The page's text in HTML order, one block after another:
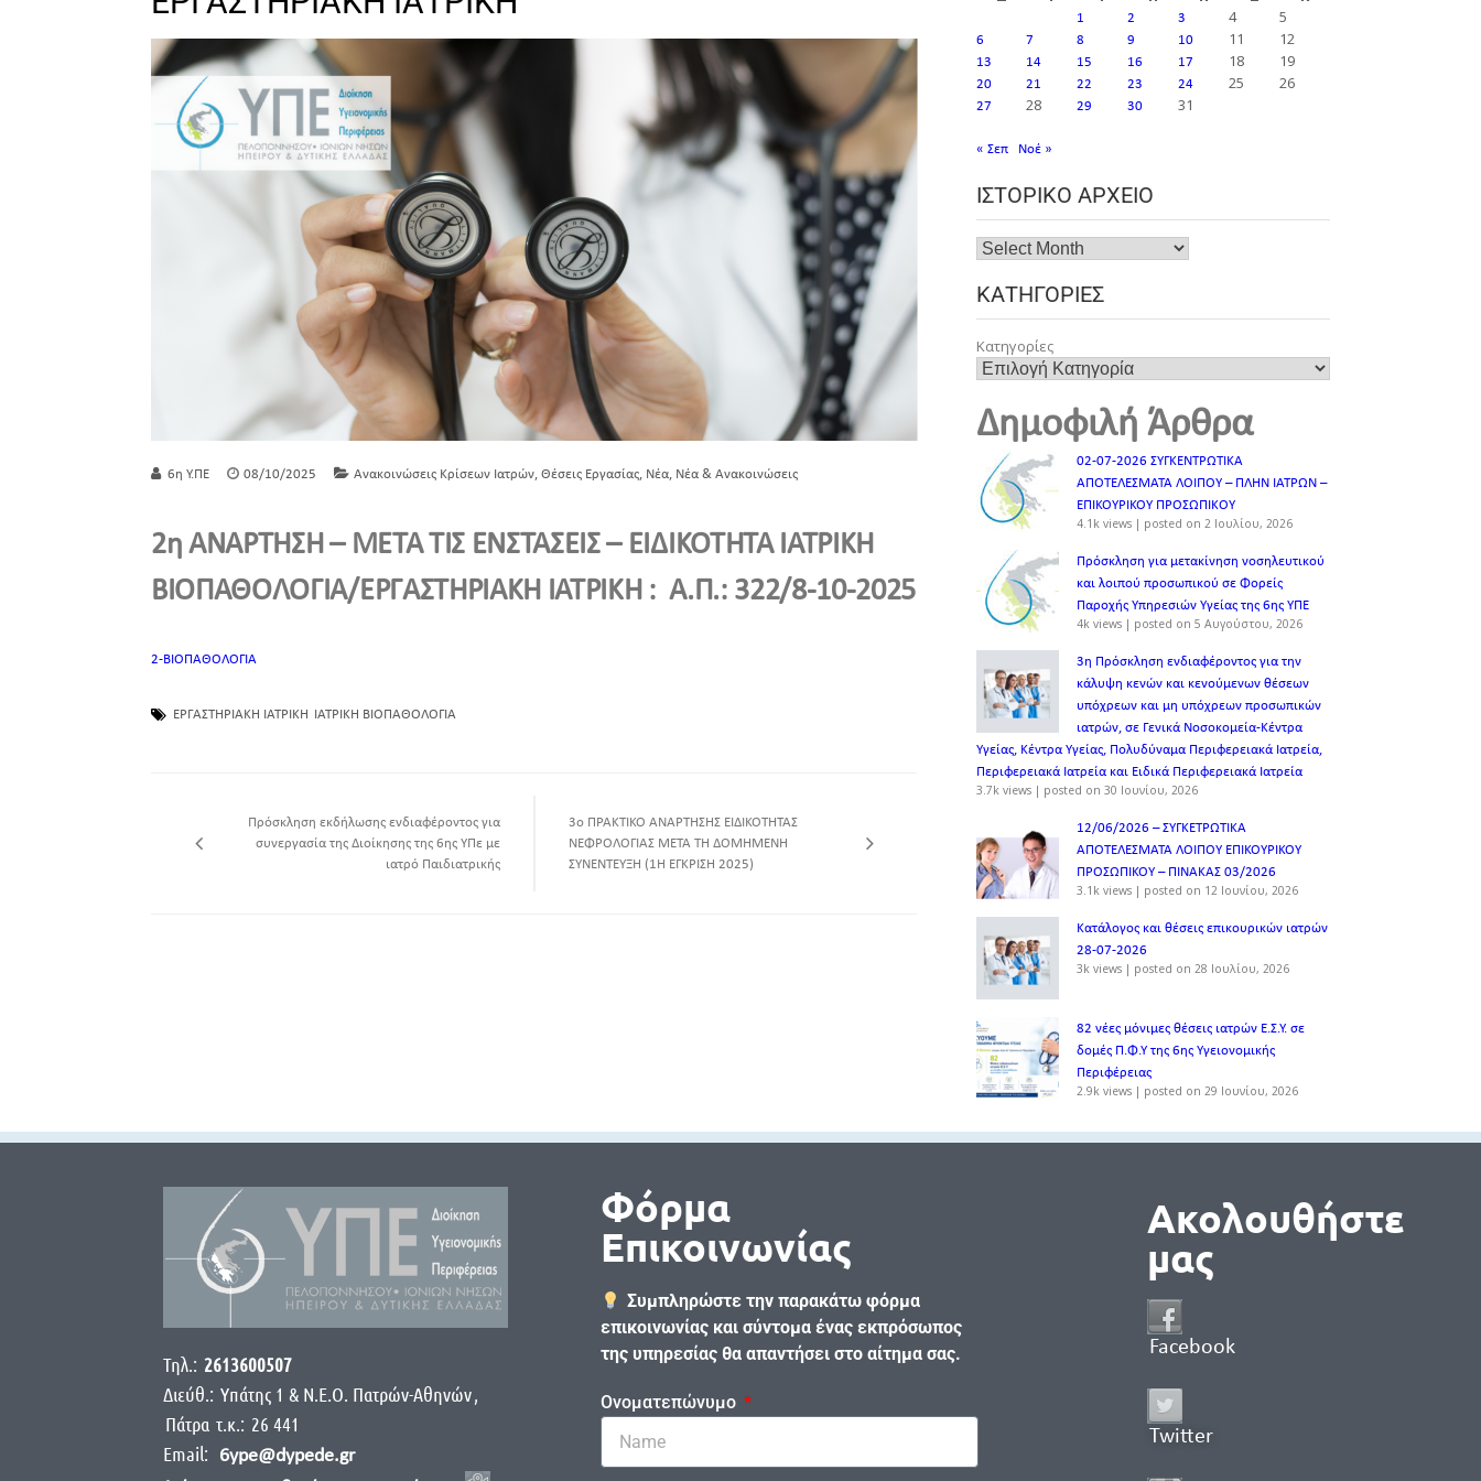
6η Υ.ΠΕ 08/10/2025 Ανακοινώσεις Κρίσεων Ιατρών, Θέσεις Εργασίας, Νέα, Νέα & Ανακοινώσεις
2η ΑΝΑΡΤΗΣΗ – ΜΕΤΑ ΤΙΣ ΕΝΣΤΑΣΕΙΣ – ΕΙΔΙΚΟΤΗΤΑ ΙΑΤΡΙΚΗ
ΒΙΟΠΑΘΟΛΟΓΙΑ/ΕΡΓΑΣΤΗΡΙΑΚΗ ΙΑΤΡΙΚΗ : Α.Π.: 322/8-10-2025
2-ΒΙΟΠΑΘΟΛΟΓΙΑ
ΕΡΓΑΣΤΗΡΙΑΚΗ ΙΑΤΡΙΚΗ ΙΑΤΡΙΚΗ ΒΙΟΠΑΘΟΛΟΓΙΑ
Πρόσκληση εκδήλωσης ενδιαφέροντος για
συνεργασία της Διοίκησης της 6ης ΥΠε με
ιατρό Παιδιατρικής
3ο ΠΡΑΚΤΙΚΟ ΑΝΑΡΤΗΣΗΣ ΕΙΔΙΚΟΤΗΤΑΣ
ΝΕΦΡΟΛΟΓΙΑΣ ΜΕΤΑ ΤΗ ΔΟΜΗΜΕΝΗ
ΣΥΝΕΝΤΕΥΞΗ (1Η ΕΓΚΡΙΣΗ 2025)
1 2 3 4 5
6 7 8 9 10 11 12
13 14 15 16 17 18 19
20 21 22 23 24 25 26
27 28 29 30 31
« Σεπ Νοέ »
ΙΣΤΟΡΙΚΌ ΑΡΧΕΊΟ
ΚΑΤΗΓΟΡΊΕΣ
Κατηγορίες
Δημοφιλή Άρθρα
02-07-2026 ΣΥΓΚΕΝΤΡΩΤΙΚΑ
ΑΠΟΤΕΛΕΣΜΑΤΑ ΛΟΙΠΟΥ – ΠΛΗΝ ΙΑΤΡΩΝ –
ΕΠΙΚΟΥΡΙΚΟΥ ΠΡΟΣΩΠΙΚOY
4.1k views | posted on 2 Ιουλίου, 2026
Πρόσκληση για μετακίνηση νοσηλευτικού
και λοιπού προσωπικού σε Φορείς
Παροχής Υπηρεσιών Υγείας της 6ης ΥΠΕ
4k views | posted on 5 Αυγούστου, 2026
3η Πρόσκληση ενδιαφέροντος για την
κάλυψη κενών και κενούμενων θέσεων
υπόχρεων και μη υπόχρεων προσωπικών
ιατρών, σε Γενικά Νοσοκομεία-Κέντρα
Υγείας, Κέντρα Υγείας, Πολυδύναμα Περιφερειακά Ιατρεία,
Περιφερειακά Ιατρεία και Ειδικά Περιφερειακά Ιατρεία
3.7k views | posted on 30 Ιουνίου, 2026
12/06/2026 – ΣΥΓΚΕΤΡΩΤΙΚΑ
ΑΠΟΤΕΛΕΣΜΑΤΑ ΛΟΙΠΟΥ ΕΠΙΚΟΥΡΙΚΟΥ
ΠΡΟΣΩΠΙΚΟΥ – ΠΙΝΑΚΑΣ 03/2026
3.1k views | posted on 12 Ιουνίου, 2026
Κατάλογος και θέσεις επικουρικών ιατρών
28-07-2026
3k views | posted on 28 Ιουλίου, 2026
82 νέες μόνιμες θέσεις ιατρών Ε.Σ.Υ. σε
δομές Π.Φ.Υ της 6ης Υγειονομικής
Περιφέρειας
2.9k views | posted on 29 Ιουνίου, 2026
Τηλ.: 2613600507
Διεύθ.: Yπάτης 1 & Ν.Ε.Ο. Πατρών-Αθηνών,
Πάτρα τ.κ.: 26 441
Email:
6ype@dypede.gr
Φόρμα
Επικοινωνίας
Συμπληρώστε την παρακάτω φόρμα
επικοινωνίας και σύντομα ένας εκπρόσωπος
της υπηρεσίας θα απαντήσει στο αίτημα σας.
Ονοματεπώνυμο
Ακολουθήστε
μας
Facebook
Twitter